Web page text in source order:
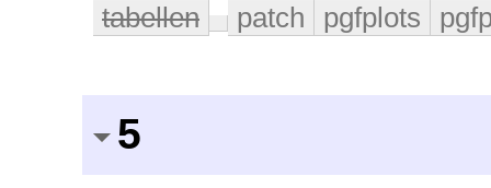
tabellen patch pgfplots
5